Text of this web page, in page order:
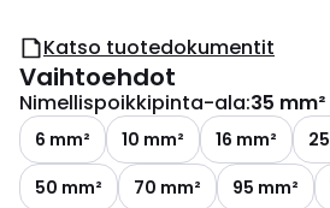
Katso tuotedokumentit
Vaihtoehdot
Nimellispoikkipinta-ala:35 mm²
6 mm² 10 mm² 16 mm²
50 mm²
70 mm² 95 mm²